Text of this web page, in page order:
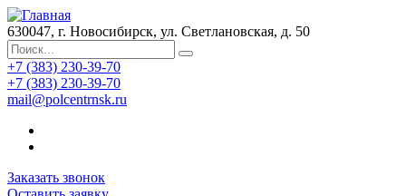
630047, г. Новосибирск, ул. Светлановская, д. 50
+7 (383) 230-39-70
+7 (383) 230-39-70
mail@polcentrnsk.ru
Заказать звонок